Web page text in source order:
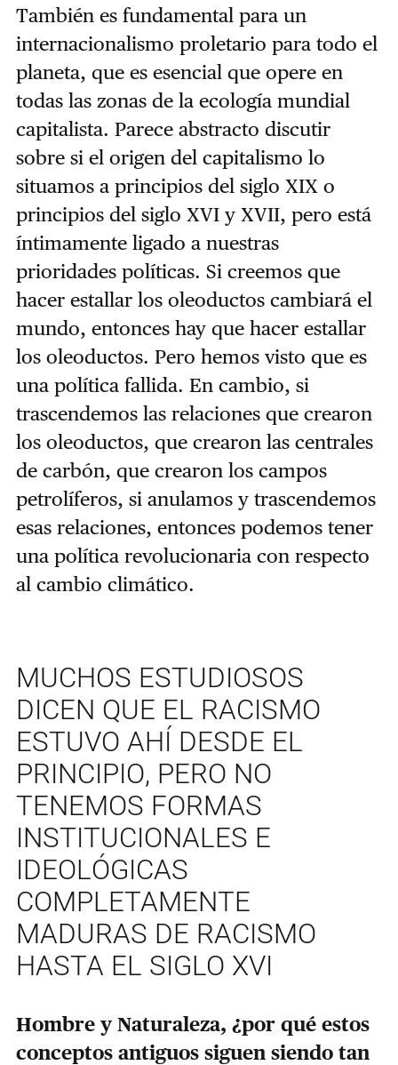
También es fundamental para un
internacionalismo proletario para todo el
planeta, que es esencial que opere en
todas las zonas de la ecología mundial
capitalista. Parece abstracto discutir
sobre si el origen del capitalismo lo
situamos a principios del siglo XIX o
principios del siglo XVI y XVII, pero está
íntimamente ligado a nuestras
prioridades políticas. Si creemos que
hacer estallar los oleoductos cambiará el
mundo, entonces hay que hacer estallar
los oleoductos. Pero hemos visto que es
una política fallida. En cambio, si
trascendemos las relaciones que crearon
los oleoductos, que crearon las centrales
de carbón, que crearon los campos
petrolíferos, si anulamos y trascendemos
esas relaciones, entonces podemos tener
una política revolucionaria con respecto
al cambio climático.
MUCHOS ESTUDIOSOS
DICEN QUE EL RACISMO
ESTUVO AHÍ DESDE EL
PRINCIPIO, PERO NO
TENEMOS FORMAS
INSTITUCIONALES E
IDEOLÓGICAS
COMPLETAMENTE
MADURAS DE RACISMO
HASTA EL SIGLO XVI
Hombre y Naturaleza, ¿por qué estos
conceptos antiguos siguen siendo tan